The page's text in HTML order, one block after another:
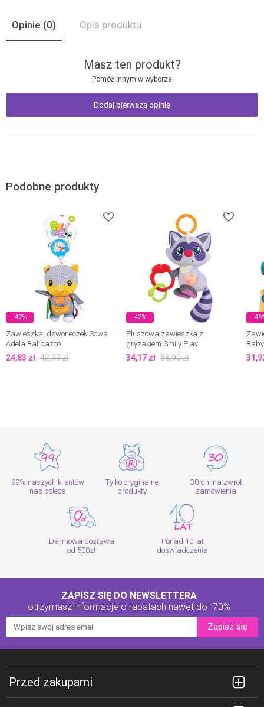
Opinie (0) Opis produktu
Masz ten produkt?
Pomóż innym w wyborze
Dodaj pierwszą opinię
Podobne produkty
-42%
Zawieszka, dzwoneczek Sowa
Adela Balibazoo
24,83 zł 42,99zł
-42%
Pluszowa zawieszka z
gryzakiem Smily Play
34,17zł 58,90zł
-
99% naszych klientów
nas poleca
Tylko oryginalne
produkty
30 dni na zwrot
zamówienia
Darmowa dostawa
od 500zł
Ponad 10 lat
doświadczenia
ZAPISZ SIĘ DO NEWSLETTERA
otrzymasz informacje o rabatach nawet do -70%
Zapisz się
Przed zakupami